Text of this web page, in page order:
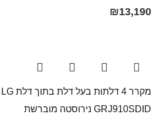
₪13,190
GRJ910SDID נירוסטה מוברשת